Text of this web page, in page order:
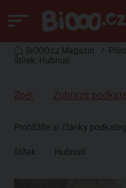
BiOOO.cz Magazin /
Štítek: Hubnutí
Zpět Zobrazit
Prohlížíte si články
štítek: Hubnutí